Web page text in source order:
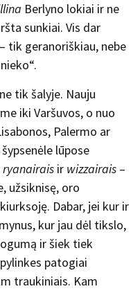
Berlyno lokiai ir ne
sunkiai. Vis dar
tik geranoriškiau, nebe
tik šalyje. Nauju
iki Varšuvos, o nuo
Palermo ar
lūpose
ryanairais ir wizzairais –
užsiknisę, oro
Dabar, jei kur ir
kur jau dėl tikslo,
ir šiek tiek
patogiai
traukiniais. Kam